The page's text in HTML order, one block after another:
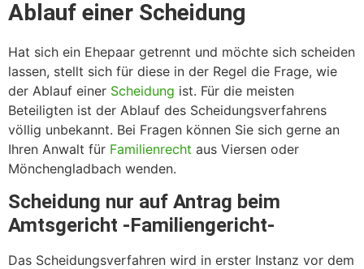
Ablauf einer Scheidung
Hat sich ein Ehepaar getrennt und möchte sich scheiden
lassen, stellt sich für diese in der Regel die Frage, wie
der Ablauf einer Scheidung ist. Für die meisten
Beteiligten ist der Ablauf des Scheidungsverfahrens
völlig unbekannt. Bei Fragen können Sie sich gerne an
Ihren Anwalt für Familienrecht aus Viersen oder
Mönchengladbach wenden.
Scheidung nur auf Antrag beim
Amtsgericht -Familiengericht-
Das Scheidungsverfahren wird in erster Instanz vor dem